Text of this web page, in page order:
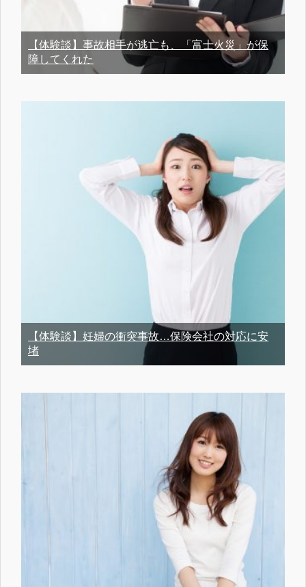
【体験談】事故相手が逃亡も、「富士火災」が保
障してくれた
【体験談】妊婦の衝突事故…保険会社の対応に安
堵